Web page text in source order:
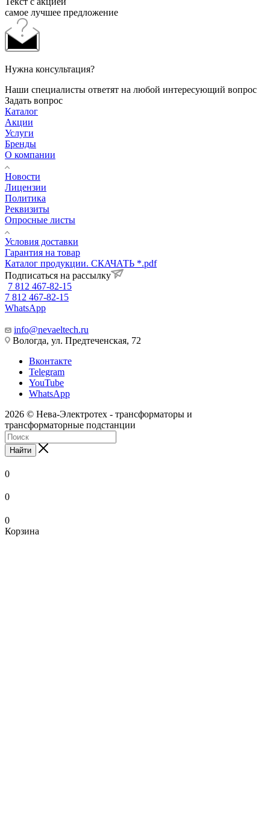
самое лучшее предложение
Нужна консультация?
Наши специалисты ответят на любой интересующий вопрос
Задать вопрос
Каталог
Акции
Услуги
Бренды
О компании
Новости
Лицензии
Политика
Реквизиты
Опросные листы
Условия доставки
Гарантия на товар
Каталог продукции. СКАЧАТЬ *.pdf
Подписаться на рассылку
7 812 467-82-15
7 812 467-82-15
WhatsApp
info@nevaeltech.ru
Вологда, ул. Предтеченская, 72
Вконтакте
Telegram
YouTube
WhatsApp
2026 © Нева-Электротех - трансформаторы и
трансформаторные подстанции
Найти
0
0
0
Корзина